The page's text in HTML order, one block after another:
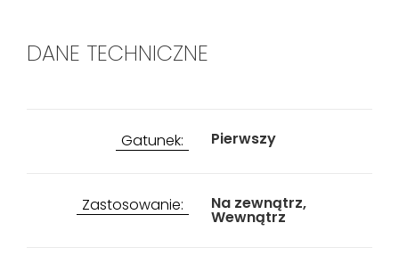
DANE TECHNICZNE
Gatunek: Pierwszy
Zastosowanie: Na zewnątrz,
Wewnątrz